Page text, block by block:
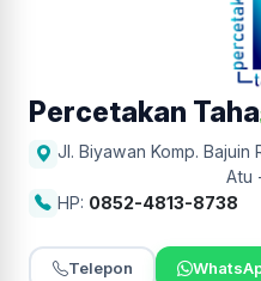
Percetakan Taha
Jl. Biyawan Komp. Bajuin
Atu
HP: 0852-4813-8738
Telepon